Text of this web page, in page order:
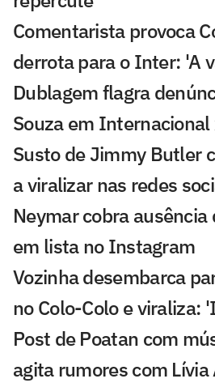
Comentarista provoca
derrota para o Inter: 'A
Dublagem flagra
Souza em
Susto de Jimmy Butler
a viralizar nas redes
Neymar cobra ausência
em lista no Instagram
Vozinha desembarca
no Colo-Colo e viraliza:
Post de Poatan com
agita rumores com